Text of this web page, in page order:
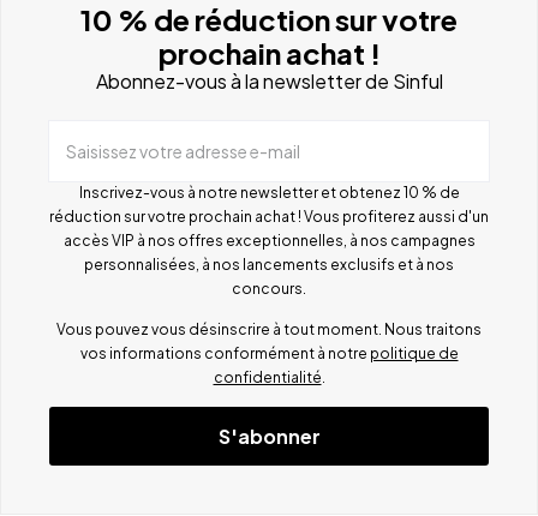
10 % de réduction sur votre
prochain achat !
Abonnez-vous à la newsletter de Sinful
Saisissez votre adresse e-mail
Inscrivez-vous à notre newsletter et obtenez 10 % de
réduction sur votre prochain achat ! Vous profiterez aussi d'un
accès VIP à nos offres exceptionnelles, à nos campagnes
personnalisées, à nos lancements exclusifs et à nos
concours.
Vous pouvez vous désinscrire à tout moment. Nous traitons
vos informations conformément à notre politique de
confidentialité.
S'abonner